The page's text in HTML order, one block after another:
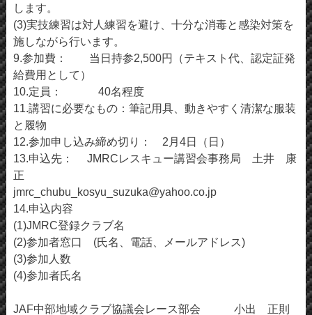
します。
(3)実技練習は対人練習を避け、十分な消毒と感染対策を
施しながら行います。
9.参加費： 当日持参2,500円（テキスト代、認定証発
給費用として）
10.定員： 40名程度
11.講習に必要なもの：筆記用具、動きやすく清潔な服装
と履物
12.参加申し込み締め切り： 2月4日（日）
13.申込先： JMRCレスキュー講習会事務局 土井 康
正
jmrc_chubu_kosyu_suzuka@yahoo.co.jp
14.申込内容
(1)JMRC登録クラブ名
(2)参加者窓口 (氏名、電話、メールアドレス)
(3)参加人数
(4)参加者氏名
JAF中部地域クラブ協議会レース部会 小出 正則